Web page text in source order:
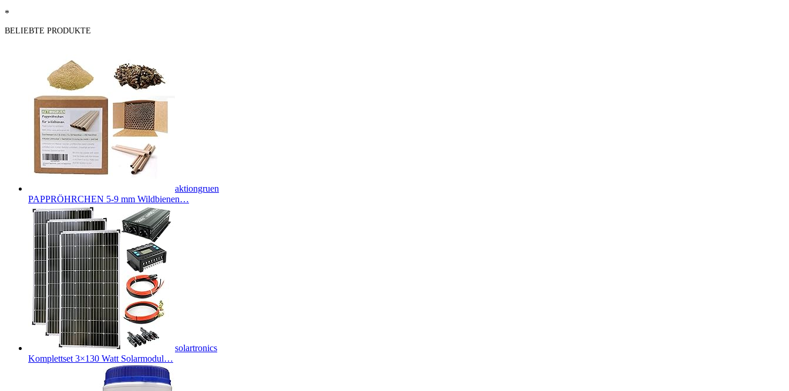
*
BELIEBTE PRODUKTE
aktiongruen
PAPPRÖHRCHEN 5-9 mm Wildbienen…
solartronics
Komplettset 3×130 Watt Solarmodul…